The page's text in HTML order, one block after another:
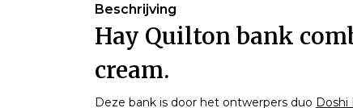
Beschrijving
Hay Quilton bank
cream.
Deze bank is door het ontwerpers duo Doshi